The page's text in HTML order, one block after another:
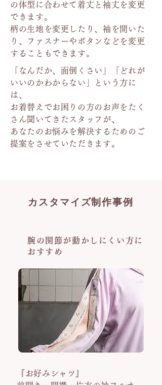
の体型に合わせて着丈と袖丈を変更
できます。
柄の生地を変更したり、袖を開いた
り、ファスナーやボタンなどを変更
することもできます。
「なんだか、面倒くさい」「どれが
いいのかわからない」という方に
は、
お着替えでお困りの方のお声をたく
さん聞いてきたスタッフが、
あなたのお悩みを解決するためのご
提案をさせていただきます。
カスタマイズ制作事例
腕の関節が動かしにくい方に
おすすめ
『お好みシャツ』